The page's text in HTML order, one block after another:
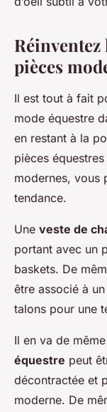
Réinventez
pièces
Il est tout à fait
mode équestre
en restant à la
pièces
modernes, vous
tendance.
Une veste de
portant avec un
baskets. De
être associé à
talons pour une
Il en va de
équestre peut
décontractée et
moderne. De